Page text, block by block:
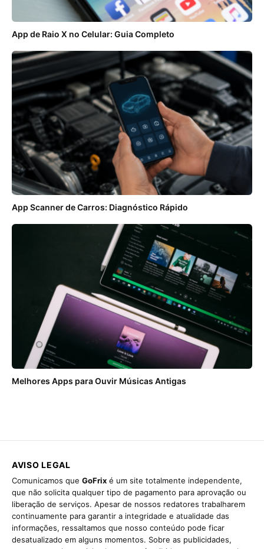
App de Raio X no Celular: Guia Completo
App Scanner de Carros: Diagnóstico Rápido
Melhores Apps para Ouvir Músicas Antigas
AVISO LEGAL
Comunicamos que GoFrix é um site totalmente independente,
que não solicita qualquer tipo de pagamento para aprovação ou
liberação de serviços. Apesar de nossos redatores trabalharem
continuamente para garantir a integridade e atualidade das
informações, ressaltamos que nosso conteúdo pode ficar
desatualizado em alguns momentos. Sobre as publicidades,